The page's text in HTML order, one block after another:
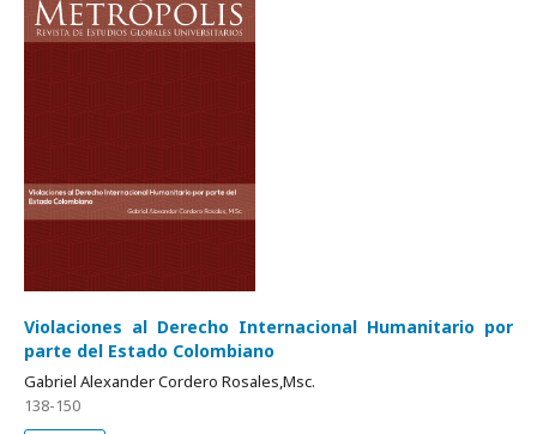
Violaciones al Derecho Internacional Humanitario por
parte del Estado Colombiano
Gabriel Alexander Cordero Rosales,Msc.
138-150